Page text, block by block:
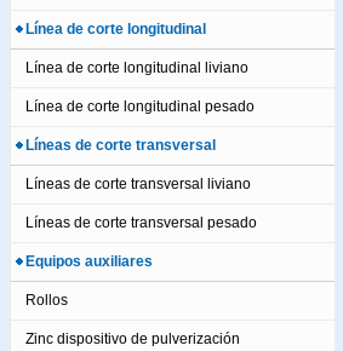
Línea de corte longitudinal
Línea de corte longitudinal liviano
Línea de corte longitudinal pesado
Líneas de corte transversal
Líneas de corte transversal liviano
Líneas de corte transversal pesado
Equipos auxiliares
Rollos
Zinc dispositivo de pulverización